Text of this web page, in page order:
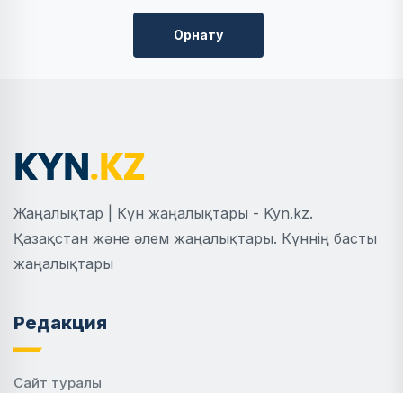
Орнату
Жаңалықтар | Күн жаңалықтары - Kyn.kz.
Қазақстан және әлем жаңалықтары. Күннің басты
жаңалықтары
Редакция
Сайт туралы